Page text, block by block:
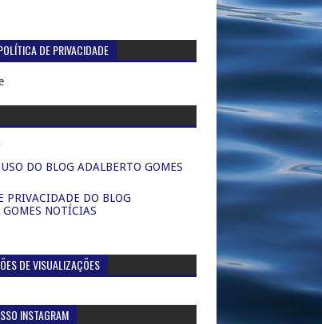
DE PRIVACIDADE
DO BLOG ADALBERTO GOMES
PRIVACIDADE DO BLOG
NOTÍCIAS
DE VISUALIZAÇÕES
INSTAGRAM